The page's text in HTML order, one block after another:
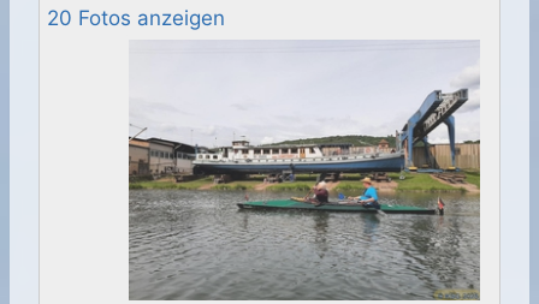
20 Fotos anzeigen